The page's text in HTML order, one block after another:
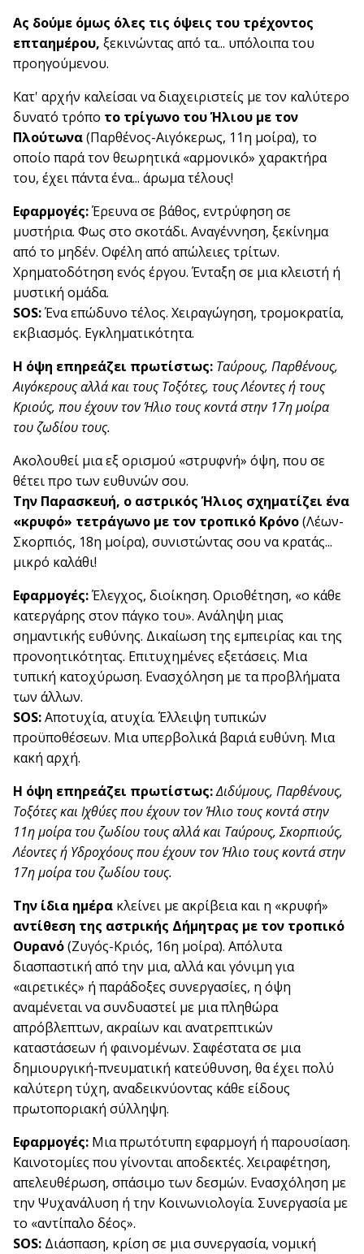
Ας δούμε όμως όλες τις όψεις του τρέχοντος
επταημέρου, ξεκινώντας από τα... υπόλοιπα του
προηγούμενου.
Κατ' αρχήν καλείσαι να διαχειριστείς με τον καλύτερο
δυνατό τρόπο το τρίγωνο του Ήλιου με τον
Πλούτωνα(Παρθένος-Αιγόκερως, 11η μοίρα), το
οποίο παρά τον θεωρητικά «αρμονικό» χαρακτήρα
του, έχει πάντα ένα... άρωμα τέλους!
Εφαρμογές:Έρευνα σε βάθος, εντρύφηση σε
μυστήρια. Φως στο σκοτάδι. Αναγέννηση, ξεκίνημα
από το μηδέν. Οφέλη από απώλειες τρίτων.
Χρηματοδότηση ενός έργου. Ένταξη σε μια κλειστή ή
μυστική ομάδα.
SOS:Ένα επώδυνο τέλος. Χειραγώγηση, τρομοκρατία,
εκβιασμός. Εγκληματικότητα.
Η όψη επηρεάζει πρωτίστως: Ταύρους, Παρθένους,
Αιγόκερους αλλά και τους Τοξότες, τους Λέοντες ή τους
Κριούς, που έχουν τον Ήλιο τους κοντά στην 17η μοίρα
του ζωδίου τους.
Ακολουθεί μια εξ ορισμού «στρυφνή» όψη, που σε
θέτει προ των ευθυνών σου.
Την Παρασκευή, ο αστρικός Ήλιος σχηματίζει ένα
«κρυφό» τετράγωνο με τον τροπικό Κρόνο(Λέων-
Σκορπιός, 18η μοίρα), συνιστώντας σου να κρατάς...
μικρό καλάθι!
Εφαρμογές:Έλεγχος, διοίκηση. Οριοθέτηση, «ο κάθε
κατεργάρης στον πάγκο του». Ανάληψη μιας
σημαντικής ευθύνης. Δικαίωση της εμπειρίας και της
προνοητικότητας. Επιτυχημένες εξετάσεις. Μια
τυπική κατοχύρωση. Ενασχόληση με τα προβλήματα
των άλλων.
SOS:Αποτυχία, ατυχία. Έλλειψη τυπικών
προϋποθέσεων. Μια υπερβολικά βαριά ευθύνη. Μια
κακή αρχή.
Η όψη επηρεάζει πρωτίστως:Διδύμους, Παρθένους,
Τοξότες και Ιχθύες που έχουν τον Ήλιο τους κοντά στην
11η μοίρα του ζωδίου τους αλλά και Ταύρους, Σκορπιούς,
Λέοντες ή Υδροχόους που έχουν τον Ήλιο τους κοντά στην
17η μοίρα του ζωδίου τους.
Την ίδια ημέρα κλείνει με ακρίβεια και η «κρυφή»
αντίθεση της αστρικής Δήμητρας με τον τροπικό
Ουρανό(Ζυγός-Κριός, 16η μοίρα). Απόλυτα
διασπαστική από την μια, αλλά και γόνιμη για
«αιρετικές» ή παράδοξες συνεργασίες, η όψη
αναμένεται να συνδυαστεί με μια πληθώρα
απρόβλεπτων, ακραίων και ανατρεπτικών
καταστάσεων ή φαινομένων. Σαφέστατα σε μια
δημιουργική-πνευματική κατεύθυνση, θα έχει πολύ
καλύτερη τύχη, αναδεικνύοντας κάθε είδους
πρωτοποριακή σύλληψη.
Εφαρμογές: Μια πρωτότυπη εφαρμογή ή παρουσίαση.
Καινοτομίες που γίνονται αποδεκτές. Χειραφέτηση,
απελευθέρωση, σπάσιμο των δεσμών. Ενασχόληση με
την Ψυχανάλυση ή την Κοινωνιολογία. Συνεργασία με
το «αντίπαλο δέος».
SOS: Διάσπαση, κρίση σε μια συνεργασία, νομική